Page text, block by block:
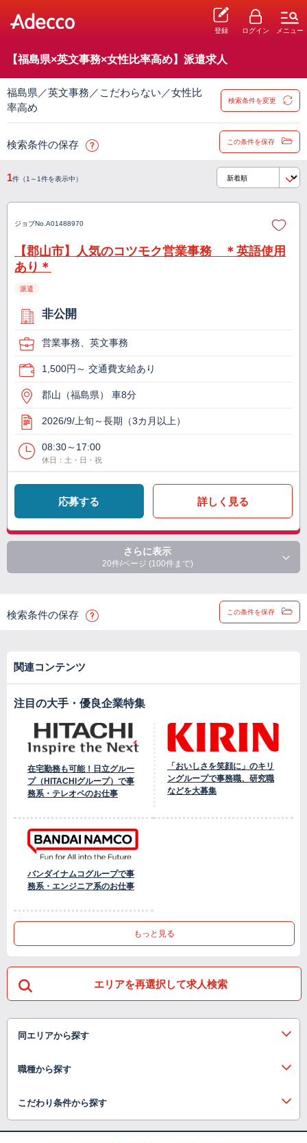
登録 ログイン メニュー
【福島県×英文事務×女性比率高め】派遣求人
福島県／英文事務／こだわらない／女性比
率高め
検索条件を変更
検索条件の保存 この条件を保存
1件（1～1件を表示中）
ジョブNo. A01488970
【郡山市】人気のコツモク営業事務 ＊英語使用
あり＊
派遣
非公開
営業事務、英文事務
1,500円～ 交通費支給あり
郡山（福島県） 車8分
2026/9/上旬～長期（3カ月以上）
08:30～17:00
休日：土・日・祝
応募する 詳しく見る
さらに表示
20件/ページ (100件まで)
検索条件の保存 この条件を保存
関連コンテンツ
注目の大手・優良企業特集
在宅勤務も可能！日立グルー
プ（HITACHIグループ）で事
務系・テレオペのお仕事
「おいしさを笑顔に」のキリ
ングループで事務職、研究職
などを大募集
バンダイナムコグループで事
務系・エンジニア系のお仕事
もっと見る
エリアを再選択して求人検索
同エリアから探す
職種から探す
こだわり条件から探す